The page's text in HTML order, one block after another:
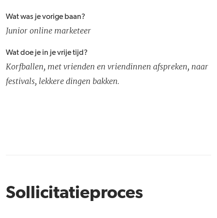
Wat was je vorige baan?
Junior online marketeer
Wat doe je in je vrije tijd?
Korfballen, met vrienden en vriendinnen afspreken, naar
festivals, lekkere dingen bakken.
Sollicitatieproces